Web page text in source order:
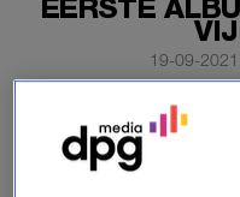
EERSTE
19-09-2021
na bijna vijf
terug op het podium.
wintermaand óók een